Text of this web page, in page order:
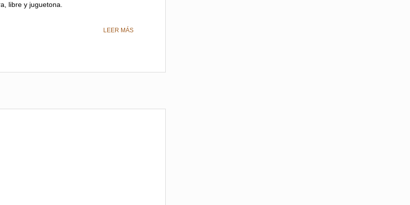
libre y juguetona.
LEER MÁS